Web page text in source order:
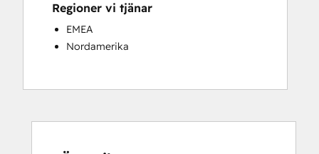
Regioner vi tjänar
EMEA
Nordamerika